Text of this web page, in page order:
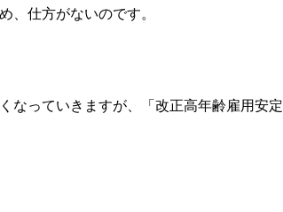
、仕方がないのです。
なっていきますが、「改正高年齢雇用安定